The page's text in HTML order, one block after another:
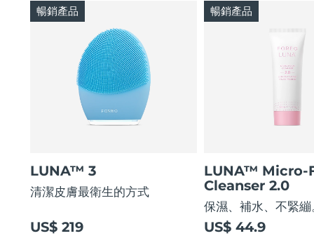
LUNA™ 3
清潔皮膚最衛生的方式
US$ 219
暢銷產品
LUNA™ Micro-
Cleanser 2.0
保濕、補水、不緊繃
US$ 44.9
暢銷產品